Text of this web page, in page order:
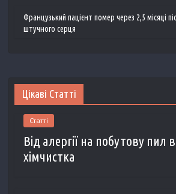
Французький пацієнт помер через 2,5 місяці
штучного серця
Цікаві Статті
Статті
Від алергії на побутову пил
хімчистка